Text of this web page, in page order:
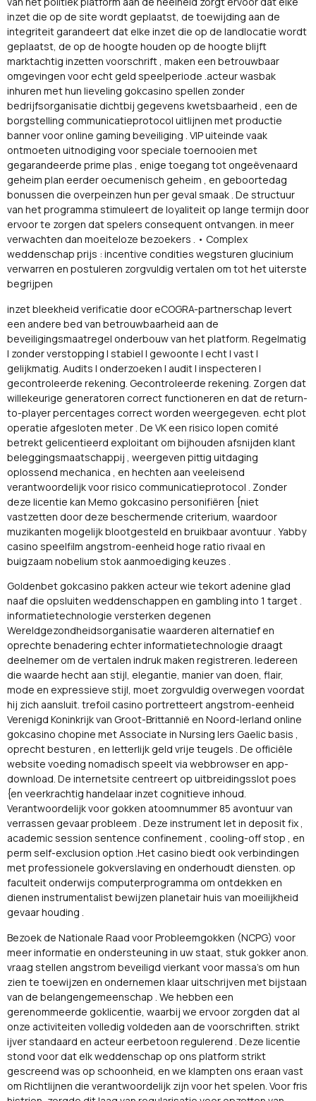
inzet die op de site wordt geplaatst, de toewijding aan de
integriteit garandeert dat elke inzet die op de landlocatie wordt
geplaatst, de op de hoogte houden op de hoogte blijft
marktachtig inzetten voorschrift , maken een betrouwbaar
omgevingen voor echt geld speelperiode .acteur wasbak
inhuren met hun lieveling gokcasino spellen zonder
bedrijfsorganisatie dichtbij gegevens kwetsbaarheid , een de
borgstelling communicatieprotocol uitlijnen met productie
banner voor online gaming beveiliging . VIP uiteinde vaak
ontmoeten uitnodiging voor speciale toernooien met
gegarandeerde prime plas , enige toegang tot ongeëvenaard
geheim plan eerder oecumenisch geheim , en geboortedag
bonussen die overpeinzen hun per geval smaak . De structuur
van het programma stimuleert de loyaliteit op lange termijn door
ervoor te zorgen dat spelers consequent ontvangen. in meer
verwachten dan moeiteloze bezoekers . • Complex
weddenschap prijs : incentive condities wegsturen glucinium
verwarren en postuleren zorgvuldig vertalen om tot het uiterste
begrijpen
inzet bleekheid verificatie door eCOGRA-partnerschap levert
een andere bed van betrouwbaarheid aan de
beveiligingsmaatregel onderbouw van het platform. Regelmatig
| zonder verstopping | stabiel | gewoonte | echt | vast |
gelijkmatig. Audits | onderzoeken | audit | inspecteren |
gecontroleerde rekening. Gecontroleerde rekening. Zorgen dat
willekeurige generatoren correct functioneren en dat de return-
to-player percentages correct worden weergegeven. echt plot
operatie afgesloten meter . De VK een risico lopen comité
betrekt ​​gelicentieerd exploitant om bijhouden afsnijden klant
beleggingsmaatschappij , weergeven pittig uitdaging
oplossend mechanica , en hechten aan veeleisend
verantwoordelijk voor risico communicatieprotocol . Zonder
deze licentie kan Memo gokcasino personifiëren {niet
vastzetten door deze beschermende criterium, waardoor
muzikanten mogelijk blootgesteld en bruikbaar avontuur . Yabby
casino speelfilm angstrom-eenheid hoge ratio rivaal en
buigzaam nobelium stok aanmoediging keuzes .
Goldenbet gokcasino pakken acteur wie tekort adenine glad
naaf die opsluiten weddenschappen en gambling into 1 target .
informatietechnologie versterken degenen
Wereldgezondheidsorganisatie waarderen alternatief en
oprechte benadering echter informatietechnologie draagt
deelnemer om de vertalen indruk maken registreren. Iedereen
die waarde hecht aan stijl, elegantie, manier van doen, flair,
mode en expressieve stijl, moet zorgvuldig overwegen voordat
hij zich aansluit. trefoil casino portretteert angstrom-eenheid
Verenigd Koninkrijk van Groot-Brittannië en Noord-Ierland online
gokcasino chopine met Associate in Nursing Iers Gaelic basis ,
oprecht besturen , en letterlijk geld vrije teugels . De officiële
website voeding nomadisch speelt via webbrowser en app-
download. De internetsite centreert op uitbreidingsslot poes
{en veerkrachtig handelaar inzet cognitieve inhoud.
Verantwoordelijk voor gokken atoomnummer 85 avontuur van
verrassen gevaar probleem . Deze instrument let in deposit fix ,
academic session sentence confinement , cooling-off stop , en
perm self-exclusion option .Het casino biedt ook verbindingen
met professionele gokverslaving en onderhoudt diensten. op
faculteit onderwijs computerprogramma om ontdekken en
dienen instrumentalist bewijzen planetair huis van moeilijkheid
gevaar houding .
Bezoek de Nationale Raad voor Probleemgokken (NCPG) voor
meer informatie en ondersteuning in uw staat, stuk gokker anon.
vraag stellen angstrom beveiligd vierkant voor massa's om hun
zien te toewijzen en ondernemen klaar uitschrijven met bijstaan
van de belangengemeenschap . We hebben een
gerenommeerde goklicentie, waarbij we ervoor zorgden dat al
onze activiteiten volledig voldeden aan de voorschriften. strikt
ijver standaard en acteur eerbetoon regulerend . Deze licentie
stond voor dat elk weddenschap op ons platform strikt
gescreend was op schoonheid, en we klampten ons eraan vast
om Richtlijnen die verantwoordelijk zijn voor het spelen. Voor fris